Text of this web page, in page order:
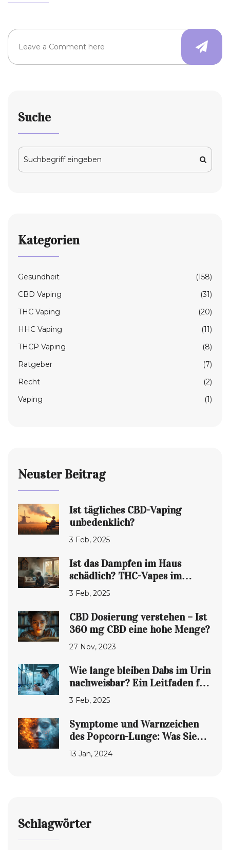
Suche
Kategorien
Gesundheit
(158)
CBD Vaping
(31)
THC Vaping
(20)
HHC Vaping
(11)
THCP Vaping
(8)
Ratgeber
(7)
Recht
(2)
Vaping
(1)
Neuster Beitrag
Ist tägliches CBD-Vaping
unbedenklich?
3 Feb, 2025
Ist das Dampfen im Haus
schädlich? THC-Vapes im
Blickpunkt
3 Feb, 2025
CBD Dosierung verstehen – Ist
360 mg CBD eine hohe Menge?
27 Nov, 2023
Wie lange bleiben Dabs im Urin
nachweisbar? Ein Leitfaden für
CBD-Vaper
3 Feb, 2025
Symptome und Warnzeichen
des Popcorn-Lunge: Was Sie
wissen müssen
13 Jan, 2024
Schlagwörter